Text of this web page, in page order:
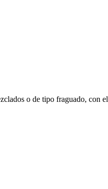
o de tipo fraguado,